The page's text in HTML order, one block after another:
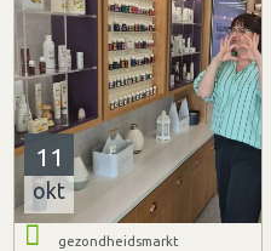
11
okt
gezondheidsmarkt